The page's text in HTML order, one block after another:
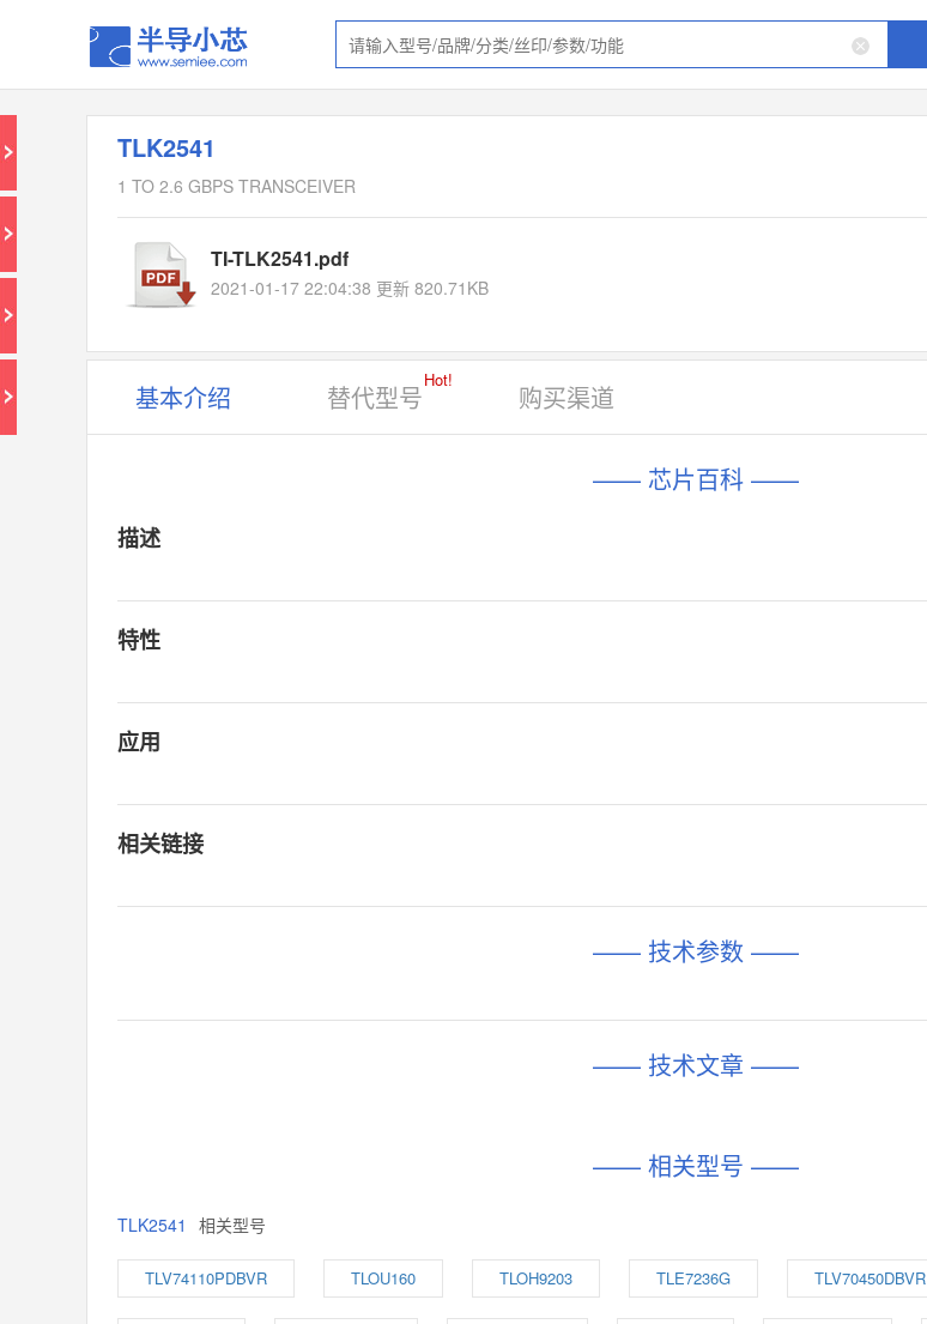
TLK2541
1 TO 2.6 GBPS TRANSCEIVER
TI-TLK2541.pdf
2021-01-17 22:04:38 更新 820.71KB
基本介绍 替代型号
Hot!
购买渠道
—— 芯片百科 ——
描述
特性
应用
相关链接
—— 技术参数 ——
—— 技术文章 ——
—— 相关型号 ——
TLK2541 相关型号
TLV74110PDBVR TLOU160 TLOH9203 TLE7236G TLV70450DBVR